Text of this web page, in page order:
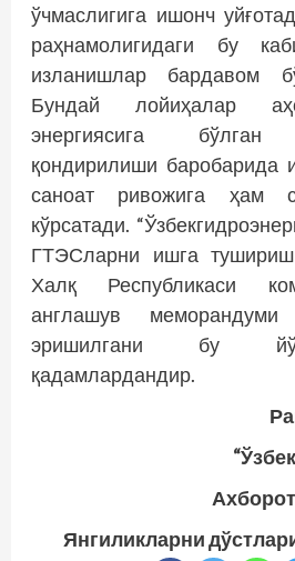
ўчмаслигига ишонч
раҳнамолигидаги бу
изланишлар бардавом
Бундай лойиҳалар
энергиясига бўлган
қондирилиши баробарида
саноат ривожига ҳам
кўрсатади.
ГТЭСларни ишга
Халқ Республикаси
англашув меморандуми
эришилгани бу
қадамлардандир.
Янгиликларни